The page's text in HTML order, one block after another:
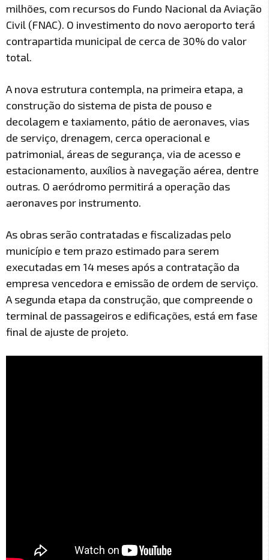
milhões, com recursos do Fundo Nacional da Aviação
Civil (FNAC). O investimento do novo aeroporto terá
contrapartida municipal de cerca de 30% do valor
total.
A nova estrutura contempla, na primeira etapa, a
construção do sistema de pista de pouso e
decolagem e taxiamento, pátio de aeronaves, vias
de serviço, drenagem, cerca operacional e
patrimonial, áreas de segurança, via de acesso e
estacionamento, auxílios à navegação aérea, dentre
outras. O aeródromo permitirá a operação das
aeronaves por instrumento.
As obras serão contratadas e fiscalizadas pelo
município e tem prazo estimado para serem
executadas em 14 meses após a contratação da
empresa vencedora e emissão de ordem de serviço.
A segunda etapa da construção, que compreende o
terminal de passageiros e edificações, está em fase
final de ajuste de projeto.